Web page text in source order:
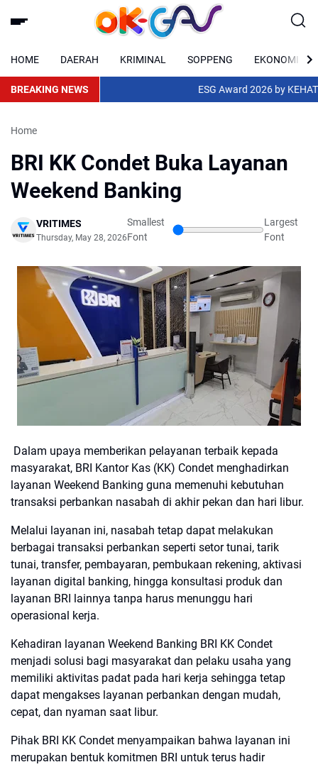
HOME DAERAH KRIMINAL SOPPENG EKONOMI
BREAKING NEWS ESG Award 2026 by
Home
BRI KK Condet Buka Layanan
Weekend Banking
VRITIMES
Thursday, May 28, 2026
Smallest
Font
Largest
Font
Dalam upaya memberikan pelayanan terbaik kepada
masyarakat, BRI Kantor Kas (KK) Condet menghadirkan
layanan Weekend Banking guna memenuhi kebutuhan
transaksi perbankan nasabah di akhir pekan dan hari libur.
Melalui layanan ini, nasabah tetap dapat melakukan
berbagai transaksi perbankan seperti setor tunai, tarik
tunai, transfer, pembayaran, pembukaan rekening, aktivasi
layanan digital banking, hingga konsultasi produk dan
layanan BRI lainnya tanpa harus menunggu hari
operasional kerja.
Kehadiran layanan Weekend Banking BRI KK Condet
menjadi solusi bagi masyarakat dan pelaku usaha yang
memiliki aktivitas padat pada hari kerja sehingga tetap
dapat mengakses layanan perbankan dengan mudah,
cepat, dan nyaman saat libur.
Pihak BRI KK Condet menyampaikan bahwa layanan ini
merupakan bentuk komitmen BRI untuk terus hadir